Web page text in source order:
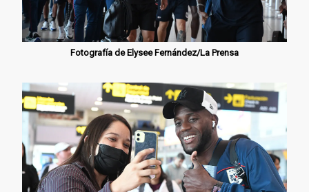
Fotografía de Elysee Fernández/La Prensa